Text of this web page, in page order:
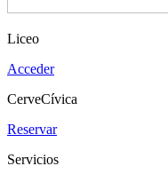
Liceo
Acceder
CerveCívica
Reservar
Servicios